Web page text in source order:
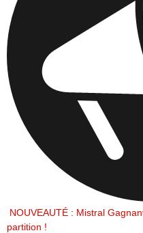
NOUVEAUTÉ : Mistral
partition !